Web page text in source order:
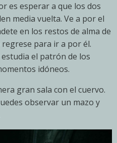
es esperar a que los dos
media vuelta. Ve a por el
en los restos de alma de
para ir a por él.
el patrón de los
idóneos.
gran sala con el cuervo.
observar un mazo y